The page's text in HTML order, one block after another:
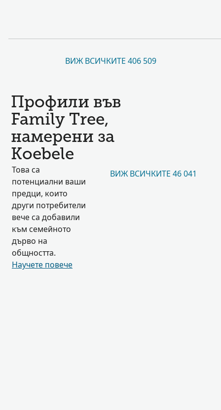
ВИЖ ВСИЧКИТЕ 406 509
Профили във
Family Tree,
намерени за
Koebele
Това са
потенциални ваши
предци, които
други потребители
вече са добавили
към семейното
дърво на
общността.
Научете повече
ВИЖ ВСИЧКИТЕ 46 041